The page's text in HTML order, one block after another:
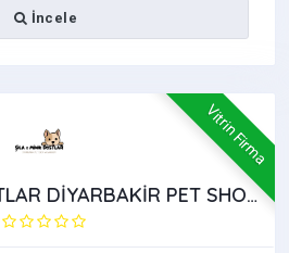
İncele
Vitrin Firma
ŞİLA & MİNİK DOSTLAR DİYARBAKİR PET SHOP AKVARYUM